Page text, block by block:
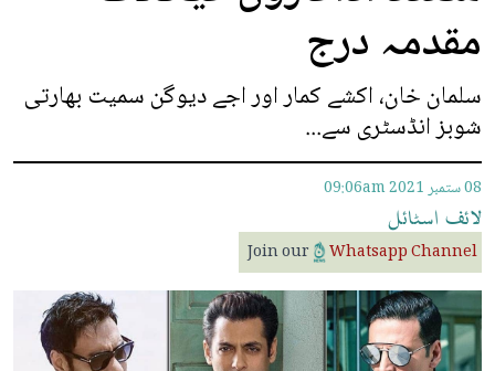
مقدمہ درج
سلمان خان، اکشے کمار اور اجے دیوگن سمیت بھارتی
شوبز انڈسٹری سے...
08 ستمبر 2021 09:06am
لائف اسٹائل
Join our Whatsapp Channel